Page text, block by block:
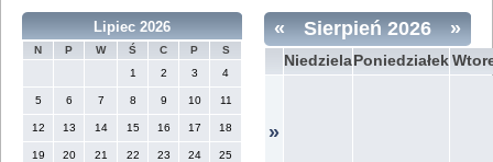
Lipiec 2026
N P W Ś C P
S
1
2 3 4
5 6 7 8 9 10 11
12 13 14 15 16 17 18
19 20 21 22 23 24 25
« »
Sierpień 2026
Niedziela Poniedziałek
»